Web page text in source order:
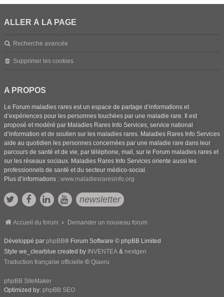
ALLER À LA PAGE
Recherche avancée
Supprimer les cookies
A PROPOS
Le Forum maladies rares est un espace de partage d’informations et
d’expériences pour les personnes touchées par une maladie rare. Il est
proposé et modéré par Maladies Rares Info Services, service national
d’information et de soutien sur les maladies rares. Maladies Rares Info Services
aide au quotidien les personnes concernées par une maladie rare dans leur
parcours de santé et de vie, par téléphone, mail, sur le Forum maladies rares et
sur les réseaux sociaux. Maladies Rares Info Services oriente aussi les
professionnels de santé et du secteur médico-social.
Plus d’informations : www.maladiesraresinfo.org
newsletter
Accueil du forum Demander un nouveau forum
Développé par phpBB® Forum Software © phpBB Limited
Style we_clearblue created by INVENTEA & nextgen
Traduction française officielle © Qiaeru
phpBB SiteMaker
Optimized by: phpBB SEO